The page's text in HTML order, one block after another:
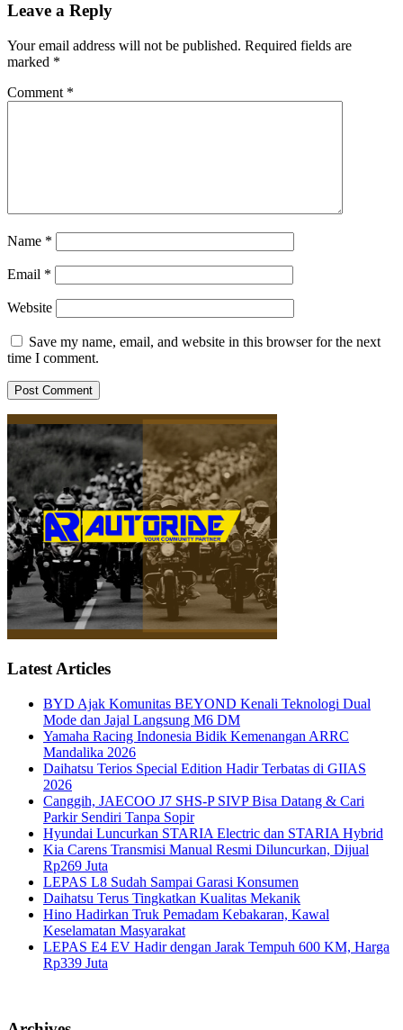
Leave a Reply
Your email address will not be published. Required fields are
marked *
Comment *
Name *
Email *
Website
Save my name, email, and website in this browser for the next
time I comment.
Latest Articles
BYD Ajak Komunitas BEYOND Kenali Teknologi Dual
Mode dan Jajal Langsung M6 DM
Yamaha Racing Indonesia Bidik Kemenangan ARRC
Mandalika 2026
Daihatsu Terios Special Edition Hadir Terbatas di GIIAS
2026
Canggih, JAECOO J7 SHS-P SIVP Bisa Datang & Cari
Parkir Sendiri Tanpa Sopir
Hyundai Luncurkan STARIA Electric dan STARIA Hybrid
Kia Carens Transmisi Manual Resmi Diluncurkan, Dijual
Rp269 Juta
LEPAS L8 Sudah Sampai Garasi Konsumen
Daihatsu Terus Tingkatkan Kualitas Mekanik
Hino Hadirkan Truk Pemadam Kebakaran, Kawal
Keselamatan Masyarakat
LEPAS E4 EV Hadir dengan Jarak Tempuh 600 KM, Harga
Rp339 Juta